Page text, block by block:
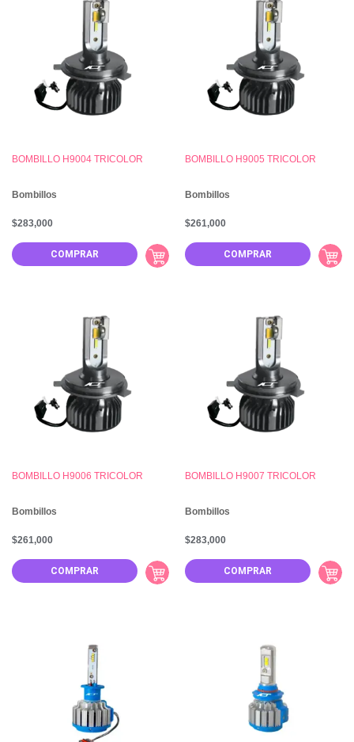
Bombillos
BOMBILLO H9004 TRICOLOR
COMPRAR
$283,000
Bombillos
BOMBILLO H9005 TRICOLOR
COMPRAR
$261,000
Bombillos
BOMBILLO H9006 TRICOLOR
COMPRAR
$261,000
Bombillos
BOMBILLO H9007 TRICOLOR
COMPRAR
$283,000